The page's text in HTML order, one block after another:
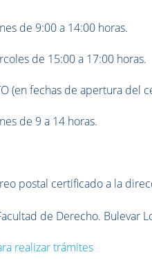
de 9:00 a 14:00 horas.
de 15:00 a 17:00 horas.
(en fechas de apertura del
de 9 a 14 horas.
postal certificado a la
de Derecho. Bulevar
realizar trámites